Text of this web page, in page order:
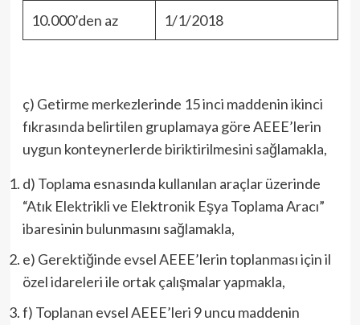
10.000’den az 1/1/2018
ç) Getirme merkezlerinde 15 inci maddenin ikinci
fıkrasında belirtilen gruplamaya göre AEEE’lerin
uygun konteynerlerde biriktirilmesini sağlamakla,
d) Toplama esnasında kullanılan araçlar üzerinde
“Atık Elektrikli ve Elektronik Eşya Toplama Aracı”
ibaresinin bulunmasını sağlamakla,
e) Gerektiğinde evsel AEEE’lerin toplanması için il
özel idareleri ile ortak çalışmalar yapmakla,
f) Toplanan evsel AEEE’leri 9 uncu maddenin